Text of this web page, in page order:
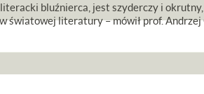
bluźnierca, jest szyderczy i
światowej literatury – mówił prof. Andrzej